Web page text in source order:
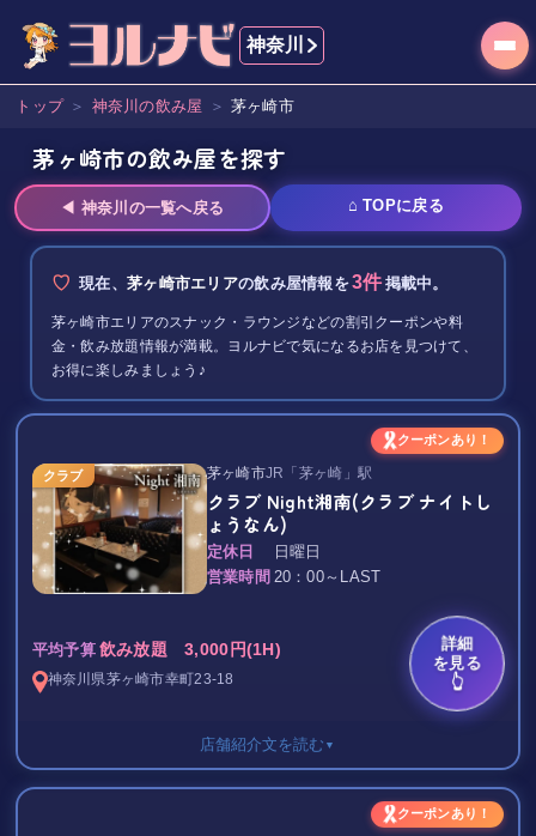
神奈川
トップ ＞ 神奈川の飲み屋 ＞ 茅ヶ崎市
茅ヶ崎市の飲み屋を探す
◀ 神奈川 の一覧へ戻る ⌂ TOPに戻る
現在、茅ヶ崎市エリアの飲み屋情報を3件掲載中。
茅ヶ崎市エリアのスナック・ラウンジなどの割引クーポンや料
金・飲み放題情報が満載。ヨルナビで気になるお店を見つけて、
お得に楽しみましょう♪
クーポンあり！
クラブ 茅ヶ崎市JR「茅ヶ崎」駅
クラブ Night湘南(クラブ ナイトし
ょうなん)
定休日
日曜日
営業時間 20：00～LAST
平均予算 飲み放題 3,000円(1H)
神奈川県茅ヶ崎市幸町23-18
詳細
を見る
👆
店舗紹介文を読む ▼
クーポンあり！